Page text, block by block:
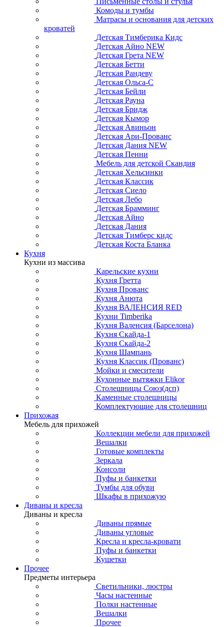
Комоды и тумбы
Матрасы и основания для детских
кроватей
Детская Тимберика Кидс
Детская Айно NEW
Детская Грета NEW
Детская Бетти
Детская Рандеву
Детская Ольса-С
Детская Бейли
Детская Рауна
Детская Бридж
Детская Кымор
Детская Авиньон
Детская Ари-Прованс
Детская Дания NEW
Детская Пенни
Мебель для детской Скандия
Детская Хельсинки
Детская Классик
Детская Сиело
Детская Лебо
Детская Брамминг
Детская Айно
Детская Дания
Детская Тимберс кидс
Детская Коста Бланка
Кухня
Кухни из массива
Карельские кухни
Кухня Гретта
Кухня Прованс
Кухня Анюта
Кухня ВАЛЕНСИЯ RED
Кухни Timberika
Кухня Валенсия (Барселона)
Кухня Скайда-1
Кухня Скайда-2
Кухня Шампань
Кухня Классик (Прованс)
Мойки и смесители
Кухонные вытяжки Elikor
Столешницы Союз(дсп)
Каменные столешницы
Комплектующие для столешниц
Прихожая
Мебель для прихожей
Коллекции мебели для прихожей
Вешалки
Готовые комплекты
Зеркала
Консоли
Пуфы и банкетки
Тумбы для обуви
Шкафы в прихожую
Диваны и кресла
Диваны и кресла
Диваны прямые
Диваны угловые
Кресла и кресла-кровати
Пуфы и банкетки
Кушетки
Прочее
Предметы интерьера
Светильники, люстры
Часы настенные
Полки настенные
Вешалки
Прочее